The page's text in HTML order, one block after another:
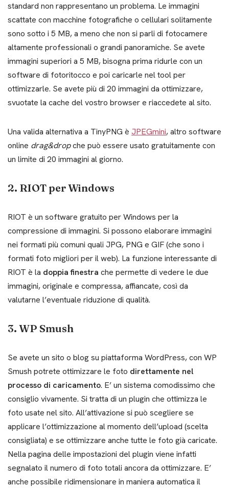
standard non rappresentano un problema. Le immagini
scattate con macchine fotografiche o cellulari solitamente
sono sotto i 5 MB, a meno che non si parli di fotocamere
altamente professionali o grandi panoramiche. Se avete
immagini superiori a 5 MB, bisogna prima ridurle con un
software di fotoritocco e poi caricarle nel tool per
ottimizzarle. Se avete più di 20 immagini da ottimizzare,
svuotate la cache del vostro browser e riaccedete al sito.
Una valida alternativa a TinyPNG è JPEGmini, altro software
online drag&dropche può essere usato gratuitamente con
un limite di 20 immagini al giorno.
2. RIOT per Windows
RIOT è un software gratuito per Windows per la
compressione di immagini. Si possono elaborare immagini
nei formati più comuni quali JPG, PNG e GIF (che sono i
formati foto migliori per il web). La funzione interessante di
RIOT è la doppia finestra che permette di vedere le due
immagini, originale e compressa, affiancate, così da
valutarne l’eventuale riduzione di qualità.
3. WP Smush
Se avete un sito o blog su piattaforma WordPress, con WP
Smush potrete ottimizzare le foto direttamente nel
processo di caricamento. E’ un sistema comodissimo che
consiglio vivamente. Si tratta di un plugin che ottimizza le
foto usate nel sito. All’attivazione si può scegliere se
applicare l’ottimizzazione al momento dell’upload (scelta
consigliata) e se ottimizzare anche tutte le foto già caricate.
Nella pagina delle impostazioni del plugin viene infatti
segnalato il numero di foto totali ancora da ottimizzare. E’
anche possibile ridimensionare in maniera automatica il